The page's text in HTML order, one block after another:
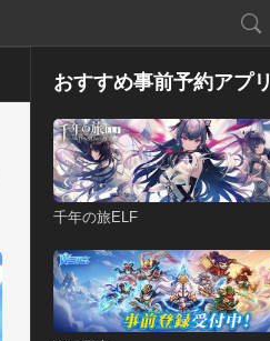
おすすめ事前予約アプリ
千年の旅ELF